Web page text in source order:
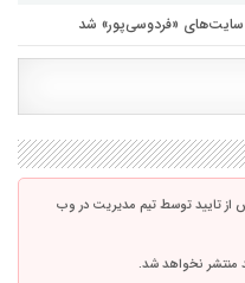
سایت‌های «فردوسی‌پور» شد
تایید توسط تیم مدیریت در وب
منتشر نخواهد شد.